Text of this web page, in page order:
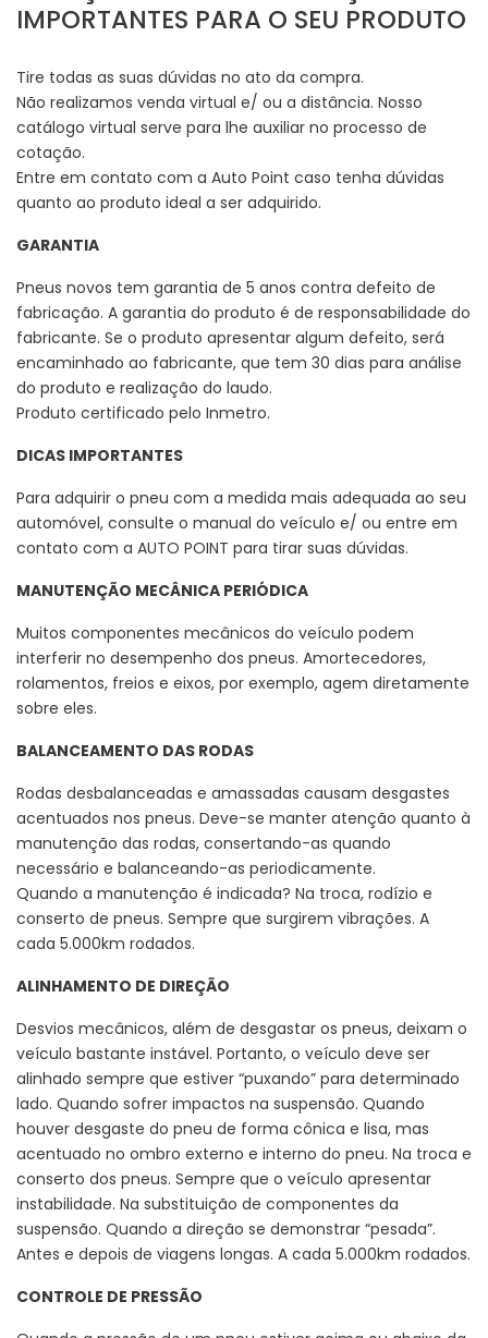
IMPORTANTES PARA O SEU PRODUTO
Tire todas as suas dúvidas no ato da compra.
Não realizamos venda virtual e/ ou a distância. Nosso
catálogo virtual serve para lhe auxiliar no processo de
cotação.
Entre em contato com a Auto Point caso tenha dúvidas
quanto ao produto ideal a ser adquirido.
GARANTIA
Pneus novos tem garantia de 5 anos contra defeito de
fabricação. A garantia do produto é de responsabilidade do
fabricante. Se o produto apresentar algum defeito, será
encaminhado ao fabricante, que tem 30 dias para análise
do produto e realização do laudo.
Produto certificado pelo Inmetro.
DICAS IMPORTANTES
Para adquirir o pneu com a medida mais adequada ao seu
automóvel, consulte o manual do veículo e/ ou entre em
contato com a AUTO POINT para tirar suas dúvidas.
MANUTENÇÃO MECÂNICA PERIÓDICA
Muitos componentes mecânicos do veículo podem
interferir no desempenho dos pneus. Amortecedores,
rolamentos, freios e eixos, por exemplo, agem diretamente
sobre eles.
BALANCEAMENTO DAS RODAS
Rodas desbalanceadas e amassadas causam desgastes
acentuados nos pneus. Deve-se manter atenção quanto à
manutenção das rodas, consertando-as quando
necessário e balanceando-as periodicamente.
Quando a manutenção é indicada? Na troca, rodízio e
conserto de pneus. Sempre que surgirem vibrações. A
cada 5.000km rodados.
ALINHAMENTO DE DIREÇÃO
Desvios mecânicos, além de desgastar os pneus, deixam o
veículo bastante instável. Portanto, o veículo deve ser
alinhado sempre que estiver “puxando” para determinado
lado. Quando sofrer impactos na suspensão. Quando
houver desgaste do pneu de forma cônica e lisa, mas
acentuado no ombro externo e interno do pneu. Na troca e
conserto dos pneus. Sempre que o veículo apresentar
instabilidade. Na substituição de componentes da
suspensão. Quando a direção se demonstrar “pesada”.
Antes e depois de viagens longas. A cada 5.000km rodados.
CONTROLE DE PRESSÃO